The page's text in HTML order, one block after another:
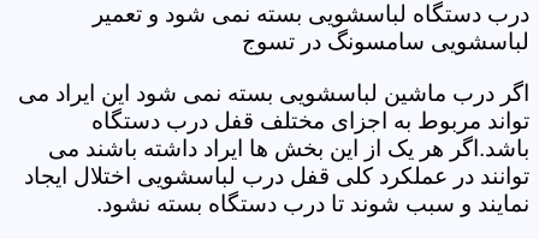
درب دستگاه لباسشویی بسته نمی شود و تعمیر
لباسشویی سامسونگ در تسوج
اگر درب ماشین لباسشویی بسته نمی شود این ایراد می
تواند مربوط به اجزای مختلف قفل درب دستگاه
باشد.اگر هر یک از این بخش ها ایراد داشته باشند می
توانند در عملکرد کلی قفل درب لباسشویی اختلال ایجاد
نمایند و سبب شوند تا درب دستگاه بسته نشود.